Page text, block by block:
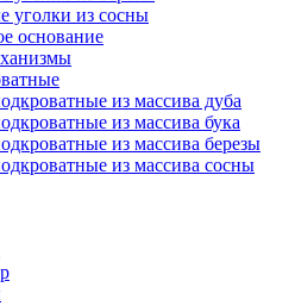
уголки из сосны
основание
из массива дуба
из массива бука
из массива березы
из массива сосны